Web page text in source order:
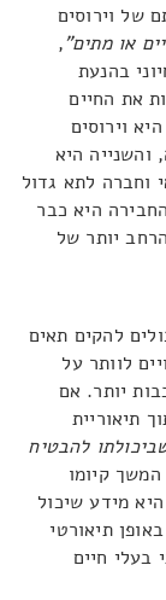
של וירוסים
או מתים",
בהנעת
את החיים
וירוסים
והשנייה היא
וחברה לתא גדול
היא כבר
יותר של
להקים תאים
לוותר על
יותר. אם
תיאוריית
להבטיח
קיומו
מידע שיכול
תיאורטי
בעלי חיים